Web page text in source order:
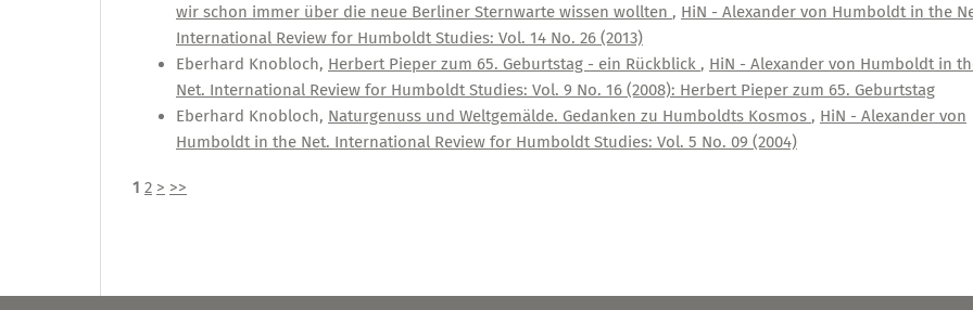
wir schon immer über die neue Berliner Sternwarte wissen wollten , HiN - Alexander von Humboldt in the
International Review for Humboldt Studies: Vol. 14 No. 26 (2013)
Eberhard Knobloch, Herbert Pieper zum 65. Geburtstag - ein Rückblick , HiN - Alexander von Humboldt in
Net. International Review for Humboldt Studies: Vol. 9 No. 16 (2008): Herbert Pieper zum 65. Geburtstag
Eberhard Knobloch, Naturgenuss und Weltgemälde. Gedanken zu Humboldts Kosmos , HiN - Alexander von
Humboldt in the Net. International Review for Humboldt Studies: Vol. 5 No. 09 (2004)
1 2 > >>